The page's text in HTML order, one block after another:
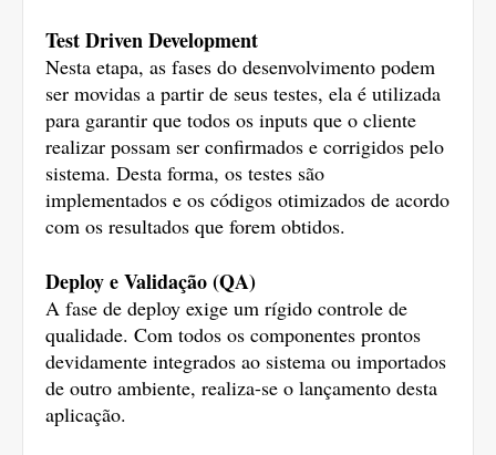
Test Driven Development
Nesta etapa, as fases do desenvolvimento podem
ser movidas a partir de seus testes, ela é utilizada
para garantir que todos os inputs que o cliente
realizar possam ser confirmados e corrigidos pelo
sistema. Desta forma, os testes são
implementados e os códigos otimizados de acordo
com os resultados que forem obtidos.
Deploy e Validação (QA)
A fase de deploy exige um rígido controle de
qualidade. Com todos os componentes prontos
devidamente integrados ao sistema ou importados
de outro ambiente, realiza-se o lançamento desta
aplicação.